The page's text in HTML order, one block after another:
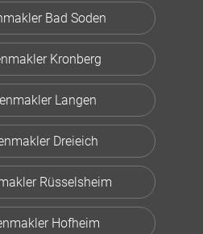
Bad Soden
Kronberg
Langen
Dreieich
Rüsselsheim
Hofheim